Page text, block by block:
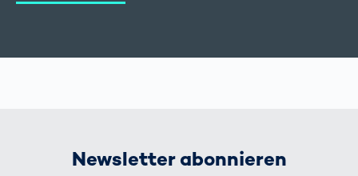
Newsletter abonnieren